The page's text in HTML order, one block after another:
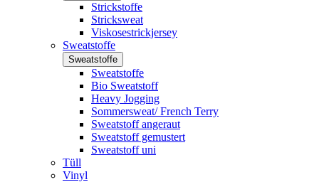
Strickstoffe
Stricksweat
Viskosestrickjersey
Sweatstoffe
Sweatstoffe
Sweatstoffe
Bio Sweatstoff
Heavy Jogging
Sommersweat/ French Terry
Sweatstoff angeraut
Sweatstoff gemustert
Sweatstoff uni
Tüll
Vinyl